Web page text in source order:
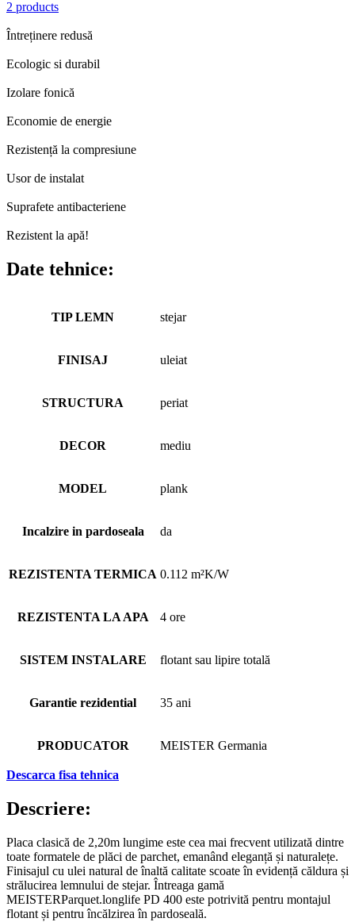
2 products
Întreținere redusă
Ecologic si durabil
Izolare fonică
Economie de energie
Rezistență la compresiune
Usor de instalat
Suprafete antibacteriene
Rezistent la apă!
Date tehnice:
TIP LEMN stejar
FINISAJ uleiat
STRUCTURA periat
DECOR mediu
MODEL plank
Incalzire in pardoseala da
REZISTENTA TERMICA 0.112 m²K/W
REZISTENTA LA APA 4 ore
SISTEM INSTALARE flotant sau lipire totală
Garantie rezidential 35 ani
PRODUCATOR MEISTER Germania
Descarca fisa tehnica
Descriere:
Placa clasică de 2,20m lungime este cea mai frecvent utilizată dintre
toate formatele de plăci de parchet, emanând eleganță și naturalețe.
Finisajul cu ulei natural de înaltă calitate scoate în evidență căldura și
strălucirea lemnului de stejar. Întreaga gamă
MEISTERParquet.longlife PD 400 este potrivită pentru montajul
flotant și pentru încălzirea în pardoseală.